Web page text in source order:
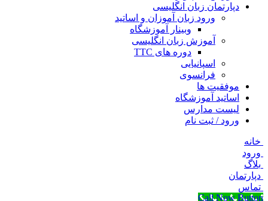
دپارتمان زبان انگلیسی
ورود زبان آموزان و اساتید
وبینار آموزشگاه
آموزش زبان انگلیسی
دوره های TTC
اسپانیایی
فرانسوی
موفقیت ها
اساتید آموزشگاه
لیست مدارس
ورود / ثبت نام
خانه
ورود
بلاگ
دپارتمان
تماس
Call Now Button